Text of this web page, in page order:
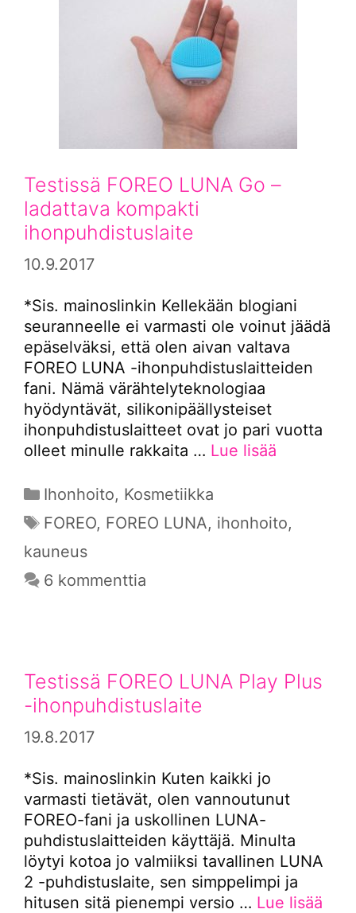
Testissä FOREO LUNA Go –
ladattava kompakti
ihonpuhdistuslaite
10.9.2017
*Sis. mainoslinkin Kellekään blogiani
seuranneelle ei varmasti ole voinut jäädä
epäselväksi, että olen aivan valtava
FOREO LUNA -ihonpuhdistuslaitteiden
fani. Nämä värähtelyteknologiaa
hyödyntävät, silikonipäällysteiset
ihonpuhdistuslaitteet ovat jo pari vuotta
olleet minulle rakkaita … Lue lisää
Kategoriat
Ihonhoito, Kosmetiikka
Avainsanat
FOREO, FOREO LUNA, ihonhoito,
kauneus
6 kommenttia
Testissä FOREO LUNA Play Plus
-ihonpuhdistuslaite
19.8.2017
*Sis. mainoslinkin Kuten kaikki jo
varmasti tietävät, olen vannoutunut
FOREO-fani ja uskollinen LUNA-
puhdistuslaitteiden käyttäjä. Minulta
löytyi kotoa jo valmiiksi tavallinen LUNA
2 -puhdistuslaite, sen simppelimpi ja
hitusen sitä pienempi versio … Lue lisää